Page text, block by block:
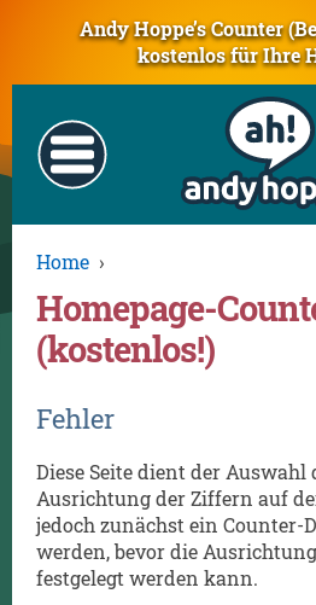
Andy Hoppe’s Counter
kostenlos für Ihre
Home ›
Homepage-
(kostenlos!)
Fehler
Diese Seite dient der Auswahl
Ausrichtung der Ziffern auf
jedoch zunächst ein Counter-
werden, bevor die
festgelegt werden kann.